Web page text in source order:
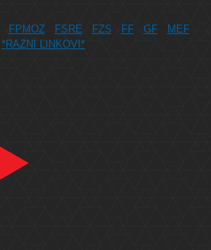
FPMOZ FSRE FZS FF GF
MEF
*RAZNI LINKOVI*